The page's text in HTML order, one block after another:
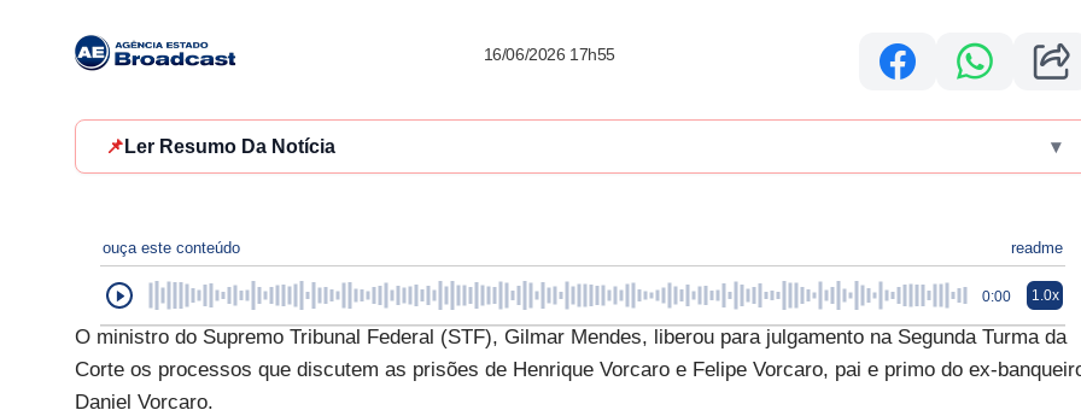
16/06/2026 17h55
📌 Ler Resumo Da Notícia ▾
ouça este conteúdo readme
0:00 1.0x
O ministro do Supremo Tribunal Federal (STF), Gilmar Mendes, liberou para julgamento na Segunda Turma da
Corte os processos que discutem as prisões de Henrique Vorcaro e Felipe Vorcaro, pai e primo do ex-
Daniel Vorcaro.